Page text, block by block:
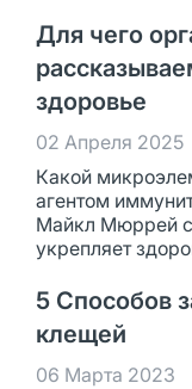
Для чего
здоровье
02 Апреля 2025
Какой
агентом
Майкл Мюррей
укрепляет
5 Способов
клещей
06 Марта 2023